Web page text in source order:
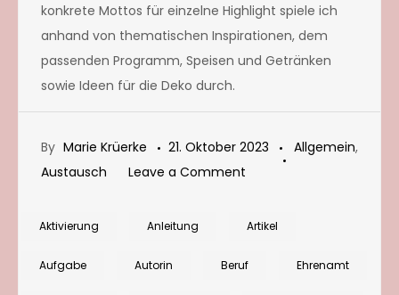
konkrete Mottos für einzelne Highlight spiele ich
anhand von thematischen Inspirationen, dem
passenden Programm, Speisen und Getränken
sowie Ideen für die Deko durch.
By Marie Krüerke 21. Oktober 2023 Allgemein,
Austausch
Leave a Comment
„Fachsimpeln
der
Aktivierung Anleitung Artikel
Aufgabe Autorin Beruf Ehrenamt